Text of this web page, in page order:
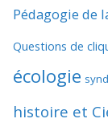
Pédagogie de
Questions de
écologie
histoire et